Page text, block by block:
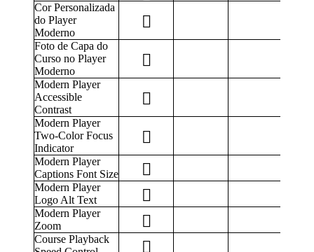
Cor Personalizada
do Player
Moderno
Foto de Capa do
Curso no Player
Moderno
Modern Player
Accessible
Contrast
Modern Player
Two-Color Focus
Indicator
Modern Player
Captions Font Size
Modern Player
Logo Alt Text
Modern Player
Zoom
Course Playback